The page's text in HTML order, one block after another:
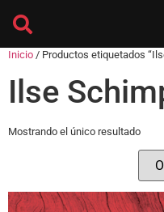
Inicio / Productos etiquetados
Ilse
Mostrando el único resultado